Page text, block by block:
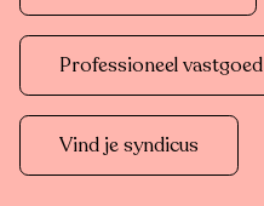
Professioneel vastgoed
Vind je syndicus